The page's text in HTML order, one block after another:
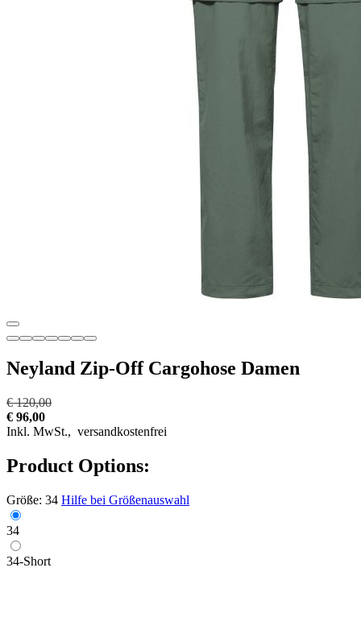
Neyland Zip-Off Cargohose Damen
€ 120,00
€ 96,00
Inkl. MwSt., versandkostenfrei
Product Options:
Größe: 34 Hilfe bei Größenauswahl
34
34-Short